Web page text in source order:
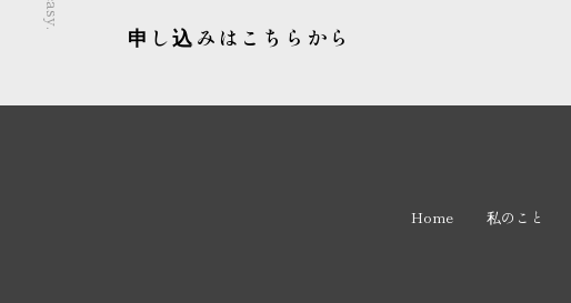
申し込みはこちらから
Home 私のこと